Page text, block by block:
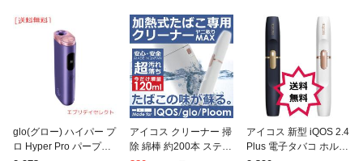
glo(グロー) ハイパー プ
ロ Hyper Pro パープ
アイコス クリーナー 掃
除 綿棒 約200本 スティ
アイコス 新型 iQOS 2.4
Plus 電子タバコ ホルダ